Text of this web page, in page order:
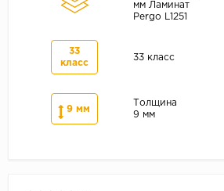
мм Ламинат
Pergo L1251
33
класс
33 класс
9 мм
Толщина
9 мм